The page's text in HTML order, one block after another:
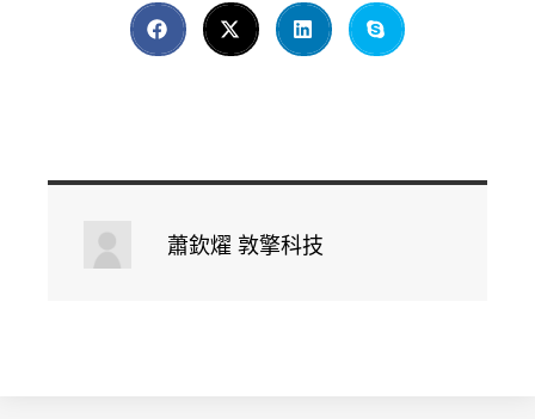
蕭欽燿 敦擎科技